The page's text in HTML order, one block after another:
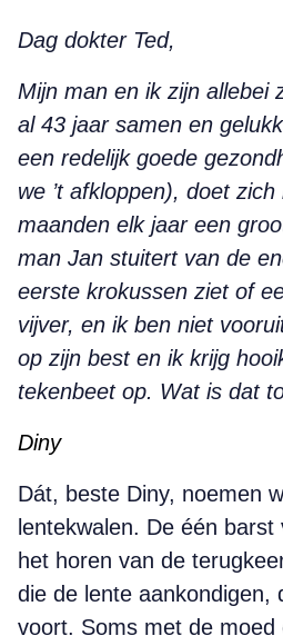
Dag dokter Ted,
Mijn man en ik zijn allebei
al 43 jaar samen en
een redelijk goede
we ’t afkloppen), doet
maanden elk jaar een
man Jan stuitert van de
eerste krokussen ziet of
vijver, en ik ben niet
op zijn best en ik krijg
tekenbeet op. Wat is dat
Diny
Dát, beste Diny, noemen
lentekwalen. De één
het horen van de
die de lente aankondigen,
voort. Soms met de moed